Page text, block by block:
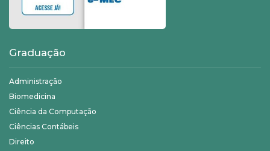
Graduação
Administração
Biomedicina
Ciência da Computação
Ciências Contábeis
Direito